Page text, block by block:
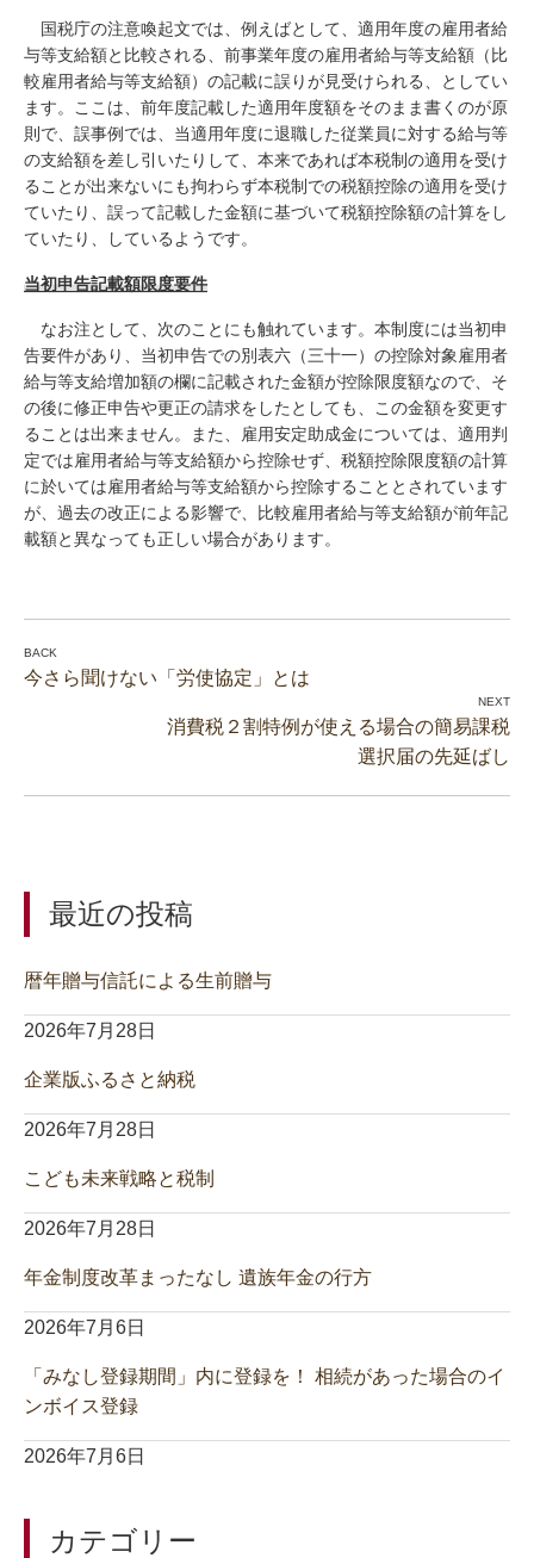
国税庁の注意喚起文では、例えばとして、適用年度の雇用者給
与等支給額と比較される、前事業年度の雇用者給与等支給額（比
較雇用者給与等支給額）の記載に誤りが見受けられる、としてい
ます。ここは、前年度記載した適用年度額をそのまま書くのが原
則で、誤事例では、当適用年度に退職した従業員に対する給与等
の支給額を差し引いたりして、本来であれば本税制の適用を受け
ることが出来ないにも拘わらず本税制での税額控除の適用を受け
ていたり、誤って記載した金額に基づいて税額控除額の計算をし
ていたり、しているようです。
当初申告記載額限度要件
なお注として、次のことにも触れています。本制度には当初申
告要件があり、当初申告での別表六（三十一）の控除対象雇用者
給与等支給増加額の欄に記載された金額が控除限度額なので、そ
の後に修正申告や更正の請求をしたとしても、この金額を変更す
ることは出来ません。また、雇用安定助成金については、適用判
定では雇用者給与等支給額から控除せず、税額控除限度額の計算
に於いては雇用者給与等支給額から控除することとされています
が、過去の改正による影響で、比較雇用者給与等支給額が前年記
載額と異なっても正しい場合があります。
今さら聞けない「労使協定」とは
消費税２割特例が使える場合の簡易課税
選択届の先延ばし
最近の投稿
暦年贈与信託による生前贈与
2026年7月28日
企業版ふるさと納税
2026年7月28日
こども未来戦略と税制
2026年7月28日
年金制度改革まったなし 遺族年金の行方
2026年7月6日
「みなし登録期間」内に登録を！ 相続があった場合のイ
ンボイス登録
2026年7月6日
カテゴリー